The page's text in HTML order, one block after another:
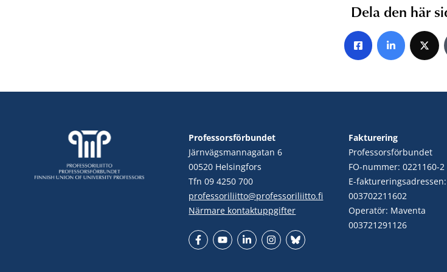
Dela den här
Share on Facebook
Share onShare
Professorsförbundet
Järnvägsmannagatan 6
00520 Helsingfors
Tfn 09 4250 700
professoriliitto@professoriliitto.fi
Närmare kontaktuppgifter
Fakturering
Professorsförbundet
FO-nummer: 0221160-2
E-faktureringsadressen:
003702211602
Operatör: Maventa
003721291126